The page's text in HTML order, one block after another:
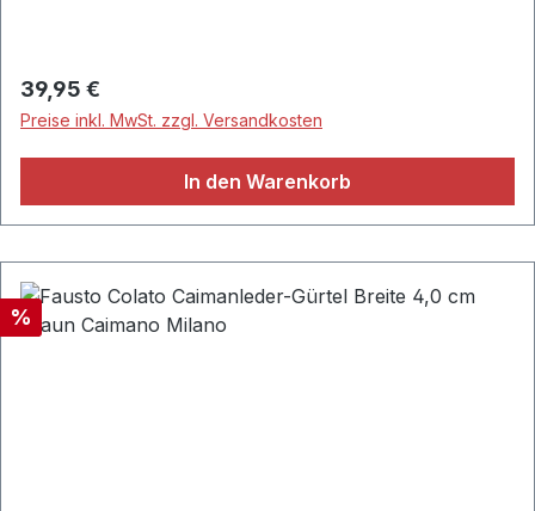
Regulärer Preis:
39,95 €
Preise inkl. MwSt. zzgl. Versandkosten
In den Warenkorb
Rabatt
%